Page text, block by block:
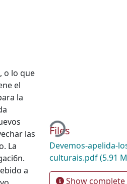
o lo que
el
la
las
La
a
Loading...
Files
Devemos-apelida-
culturais.pdf(5.91
Show